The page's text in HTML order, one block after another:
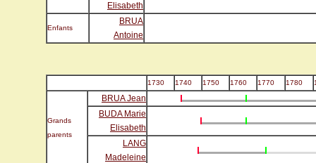
Elisabeth
Enfants
BRUA
Antoine
1730 1740 1750 1760 1770 1780
Grands
parents
BRUA Jean
BUDA Marie
Elisabeth
LANG
Madeleine